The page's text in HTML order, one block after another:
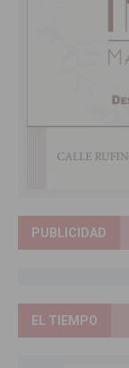
PUBLICIDAD
EL TIEMPO